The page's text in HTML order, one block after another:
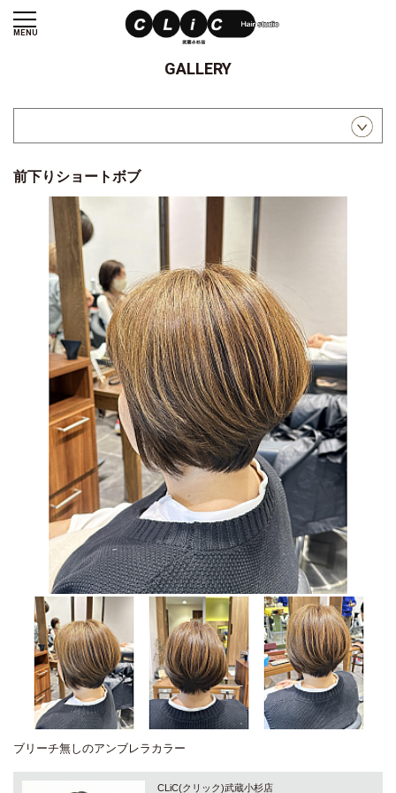
MENU
GALLERY
前下りショートボブ
ブリーチ無しのアンブレラカラー
CLiC(クリック)武蔵小杉店